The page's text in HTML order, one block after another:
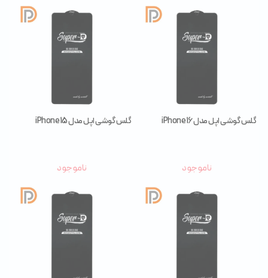
گلس گوشی اپل مدل iPhone 16
ناموجود
گلس گوشی اپل مدل iPhone 15
ناموجود